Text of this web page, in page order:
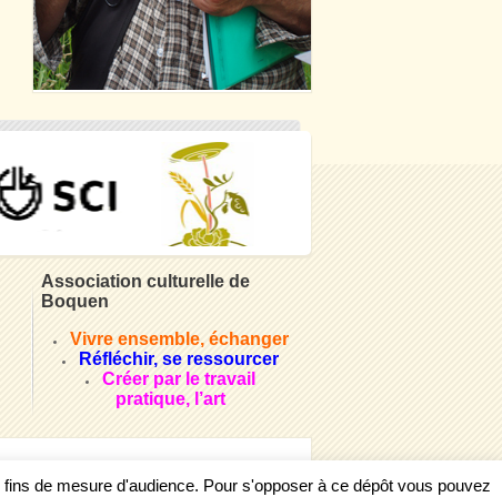
Association culturelle de
Boquen
Vivre ensemble, échanger
Réfléchir, se ressourcer
Créer par le travail
pratique, l’art
de mesure d'audience. Pour s'opposer à ce dépôt vous pouvez